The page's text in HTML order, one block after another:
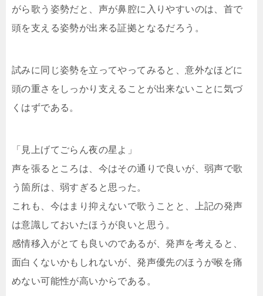
がら歌う姿勢だと、声が鼻腔に入りやすいのは、首で
頭を支える姿勢が出来る証拠となるだろう。
試みに同じ姿勢を立ってやってみると、意外なほどに
頭の重さをしっかり支えることが出来ないことに気づ
くはずである。
「見上げてごらん夜の星よ」
声を張るところは、今はその通りで良いが、弱声で歌
う箇所は、弱すぎると思った。
これも、今はまり抑えないで歌うことと、上記の発声
は意識しておいたほうが良いと思う。
感情移入がとても良いのであるが、発声を考えると、
面白くないかもしれないが、発声優先のほうが喉を痛
めない可能性が高いからである。